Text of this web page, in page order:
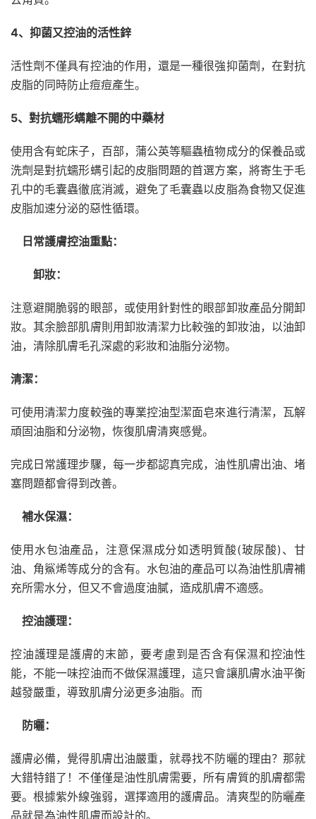
4、抑菌又控油的活性鋅
活性劑不僅具有控油的作用，還是一種很強抑菌劑，在對抗
皮脂的同時防止痘痘產生。
5、對抗蠕形螨離不開的中藥材
使用含有蛇床子，百部，蒲公英等驅蟲植物成分的保養品或
洗劑是對抗蠕形螨引起的皮脂問題的首選方案，將寄生于毛
孔中的毛囊蟲徹底消滅，避免了毛囊蟲以皮脂為食物又促進
皮脂加速分泌的惡性循環。
日常護膚控油重點：
卸妝：
注意避開脆弱的眼部，或使用針對性的眼部卸妝產品分開卸
妝。其余臉部肌膚則用卸妝清潔力比較強的卸妝油，以油卸
油，清除肌膚毛孔深處的彩妝和油脂分泌物。
清潔：
可使用清潔力度較強的專業控油型潔面皂來進行清潔，瓦解
頑固油脂和分泌物，恢復肌膚清爽感覺。
完成日常護理步驟，每一步都認真完成，油性肌膚出油、堵
塞問題都會得到改善。
補水保濕：
使用水包油產品，注意保濕成分如透明質酸(玻尿酸)、甘
油、角鯊烯等成分的含有。水包油的產品可以為油性肌膚補
充所需水分，但又不會過度油膩，造成肌膚不適感。
控油護理：
控油護理是護膚的末節，要考慮到是否含有保濕和控油性
能，不能一味控油而不做保濕護理，這只會讓肌膚水油平衡
越發嚴重，導致肌膚分泌更多油脂。而
防曬：
護膚必備，覺得肌膚出油嚴重，就尋找不防曬的理由？那就
大錯特錯了！不僅僅是油性肌膚需要，所有膚質的肌膚都需
要。根據紫外線強弱，選擇適用的護膚品。清爽型的防曬產
品就是為油性肌膚而設計的。